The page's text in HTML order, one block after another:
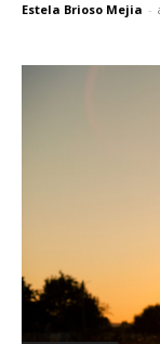
Estela Brioso Mejia -